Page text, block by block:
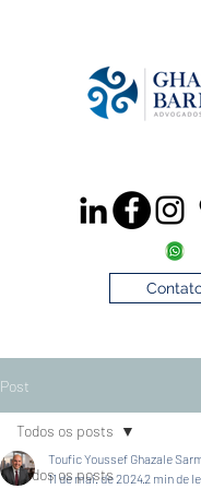
Post
Todos os posts
Todos os posts
Toufic Youssef Ghazale
11 de mai. de 20242 min de